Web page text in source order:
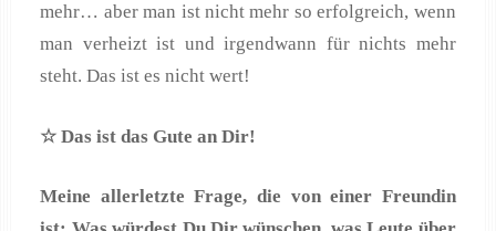
mehr… aber man ist nicht mehr so erfolgreich, wenn
man verheizt ist und irgendwann für nichts mehr
steht. Das ist es nicht wert!
☆ Das ist das Gute an Dir!
Meine allerletzte Frage, die von einer Freundin